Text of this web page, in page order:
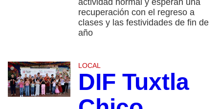
recuperación con el regreso a
clases y las festividades de fin de
año
LOCAL
DIF Tuxtla